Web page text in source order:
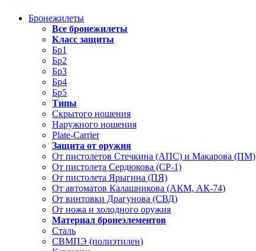
Бронежилеты
Все бронежилеты
Класс защиты
Бр1
Бр2
Бр3
Бр4
Бр5
Типы
Скрытого ношения
Наружного ношения
Plate-Carrier
Защита от оружия
От пистолетов Стечкина (АПС) и Макарова (ПМ)
От пистолета Сердюкова (СР-1)
От пистолета Ярыгина (ПЯ)
От автоматов Калашникова (АКМ, АК-74)
От винтовки Драгунова (СВД)
От ножа и холодного оружия
Материал бронеэлементов
Сталь
СВМПЭ (полиэтилен)